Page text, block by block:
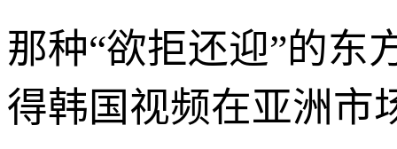
那种“欲拒还迎”的东
得韩国视频在亚洲市